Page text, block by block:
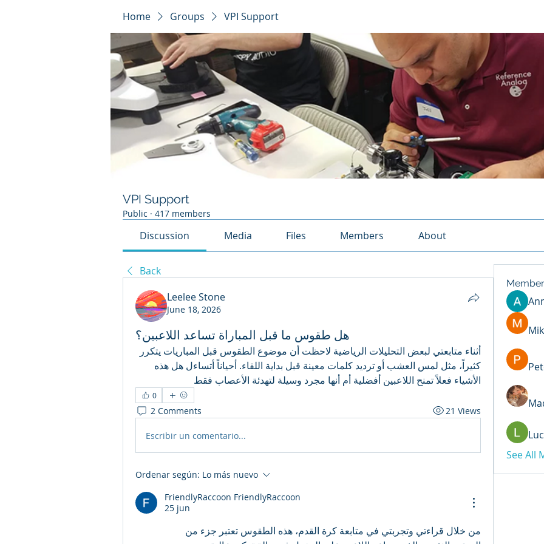
Home Groups VPI Support
VPI Support
Public · 417 members
Discussion Media Files Members About
Back
Leelee Stone
June 18, 2026
هل طقوس ما قبل المباراة تساعد اللاعبين؟
الأشياء فعلاً تمنح اللاعبين أفضلية أم أنها مجرد وسيلة لتهدئة الأعصاب فقط
0
2 Comments 21 Views
Escribir un comentario...
Ordenar según: Lo más nuevo
FriendlyRaccoon FriendlyRaccoon
25 jun
See All